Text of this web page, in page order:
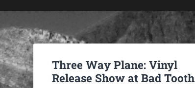
Three Way Plane: Vinyl
Release Show at Bad Tooth